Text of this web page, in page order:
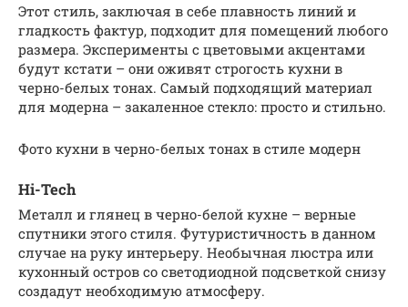
Этот стиль, заключая в себе плавность линий и
гладкость фактур, подходит для помещений любого
размера. Эксперименты с цветовыми акцентами
будут кстати – они оживят строгость кухни в
черно-белых тонах. Самый подходящий материал
для модерна – закаленное стекло: просто и стильно.
Фото кухни в черно-белых тонах в стиле модерн
Hi-Tech
Металл и глянец в черно-белой кухне – верные
спутники этого стиля. Футуристичность в данном
случае на руку интерьеру. Необычная люстра или
кухонный остров со светодиодной подсветкой снизу
создадут необходимую атмосферу.